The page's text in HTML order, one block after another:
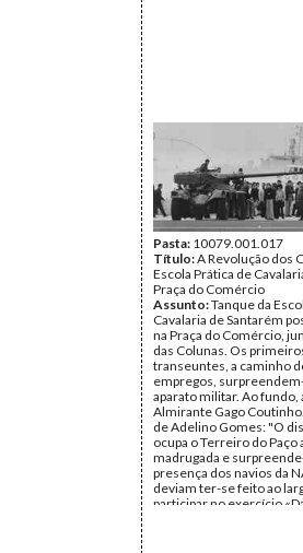
Pasta: 10079.001.017
Título:A Revolução dos
Escola Prática de
Praça do Comércio
Assunto:Tanque da
Cavalaria de Santarém
na Praça do Comércio,
das Colunas. Os
transeuntes, a caminho
empregos,
aparato militar. Ao fundo,
Almirante Gago
de Adelino Gomes: "O
ocupa o Terreiro do Paço
madrugada e
presença dos navios da
deviam ter-se feito ao
participar no exercício